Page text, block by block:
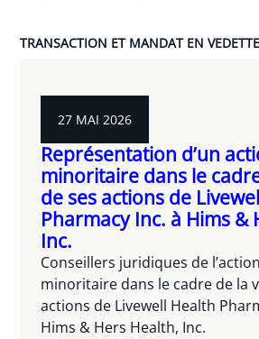
TRANSACTION ET MANDAT EN VEDETTE
27 MAI 2026
Représentation d’un
minoritaire dans le
de ses actions de
Pharmacy Inc. à Hims &
Inc.
Conseillers juridiques de
minoritaire dans le cadre de la
actions de Livewell Health
Hims & Hers Health, Inc.